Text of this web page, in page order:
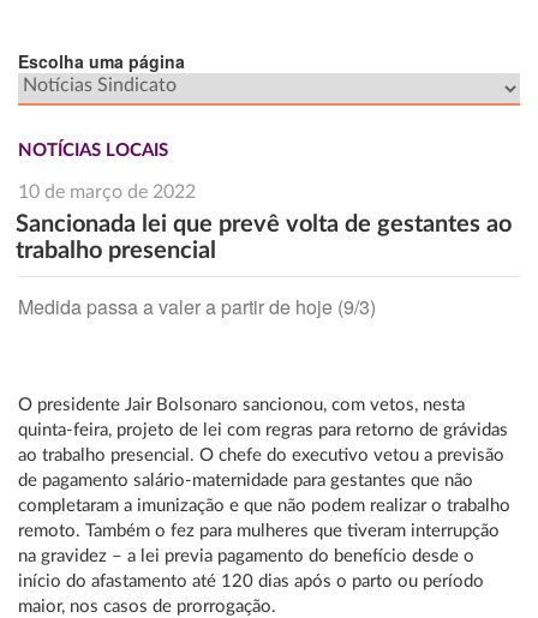
Escolha uma página
NOTÍCIAS LOCAIS
10 de março de 2022
Sancionada lei que prevê volta de gestantes ao
trabalho presencial
Medida passa a valer a partir de hoje (9/3)
O presidente Jair Bolsonaro sancionou, com vetos, nesta
quinta-feira, projeto de lei com regras para retorno de grávidas
ao trabalho presencial. O chefe do executivo vetou a previsão
de pagamento salário-maternidade para gestantes que não
completaram a imunização e que não podem realizar o trabalho
remoto. Também o fez para mulheres que tiveram interrupção
na gravidez – a lei previa pagamento do benefício desde o
início do afastamento até 120 dias após o parto ou período
maior, nos casos de prorrogação.